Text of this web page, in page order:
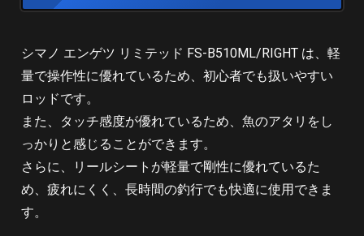
シマノ エンゲツ リミテッド FS-B510ML/RIGHT は、軽
量で操作性に優れているため、初心者でも扱いやすい
ロッドです。
また、タッチ感度が優れているため、魚のアタリをし
っかりと感じることができます。
さらに、リールシートが軽量で剛性に優れているた
め、疲れにくく、長時間の釣行でも快適に使用できま
す。